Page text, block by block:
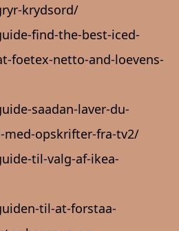
krydsord/
find-the-best-iced-
foetex-netto-and-loevens-
saadan-laver-du-
med-opskrifter-fra-tv2/
til-valg-af-ikea-
til-at-forstaa-